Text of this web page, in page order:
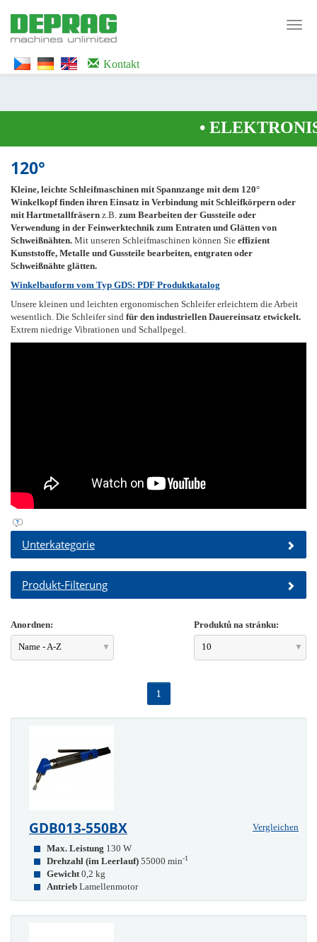
WTG9QS7C" height="0" width="0" style="display:none;visibility:hidden">
</iframe></noscript>
Kontakt
•
120°
Kleine, leichte Schleifmaschinen mit Spannzange mit dem 120°
Winkelkopf finden ihren Einsatz in Verbindung mit Schleifkörpern oder
mit Hartmetallfräsern z.B. zum Bearbeiten der Gussteile oder
Verwendung in der Feinwerktechnik zum Entraten und Glätten von
Schweißnähten. Mit unseren Schleifmaschinen können Sie effizient
Kunststoffe, Metalle und Gussteile bearbeiten, entgraten oder
Schweißnähte glätten.
Winkelbauform vom Typ GDS: PDF Produktkatalog
Unsere kleinen und leichten ergonomischen Schleifer erleichtern die Arbeit
wesentlich. Die Schleifer sind für den industriellen Dauereinsatz etwickelt.
Extrem niedrige Vibrationen und Schallpegel.
Unterkategorie
Produkt-Filterung
Anordnen:
Name - A-Z
Produktů na stránku:
10
1
GDB013-550BX
Vergleichen
Max. Leistung 130 W
Drehzahl (im Leerlauf) 55000 min-1
Gewicht 0,2 kg
Antrieb Lamellenmotor